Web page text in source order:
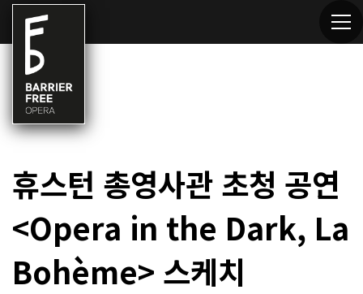
휴스턴 총영사관 초청 공연
<Opera in the Dark, La
Bohème> 스케치